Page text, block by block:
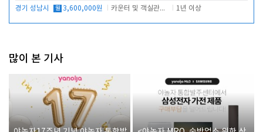
경기 성남시 월 3,600,000원 카운터 및 객실관리 전반 1년 이상
많이 본 기사